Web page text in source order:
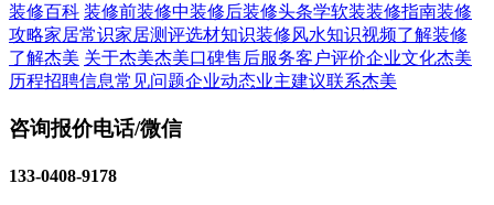
装修百科 装修前装修中装修后装修头条学软装装修指南装修
攻略家居常识家居测评选材知识装修风水知识视频了解装修
了解杰美 关于杰美杰美口碑售后服务客户评价企业文化杰美
历程招聘信息常见问题企业动态业主建议联系杰美
咨询报价电话/微信
133-0408-9178